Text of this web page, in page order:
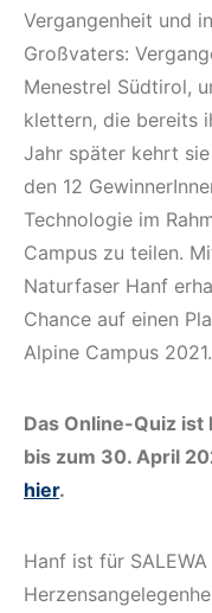
Vergangenheit und
Großvaters:
Menestrel Südtirol,
klettern, die bereits
Jahr später kehrt
den 12
Technologie im
Campus zu teilen.
Naturfaser Hanf
Chance auf einen
Alpine Campus 2021.
Das Online-Quiz ist
bis zum 30. April
hier.
Hanf ist für